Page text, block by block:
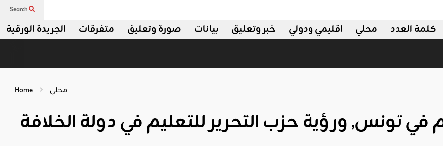
Search
الجريدة الورقية متفرقات صورة وتعليق بيانات خبر وتعليق اقليمي ودولي محلي كلمة العدد
Home محلي
في تونس, ورؤية حزب التحرير للتعليم في دولة الخلافة